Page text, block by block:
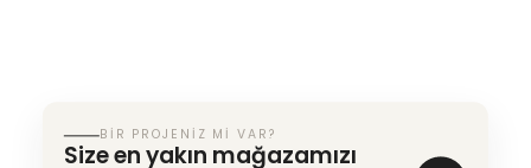
BIR PROJENIZ MI VAR?
Size en yakın mağazamızı